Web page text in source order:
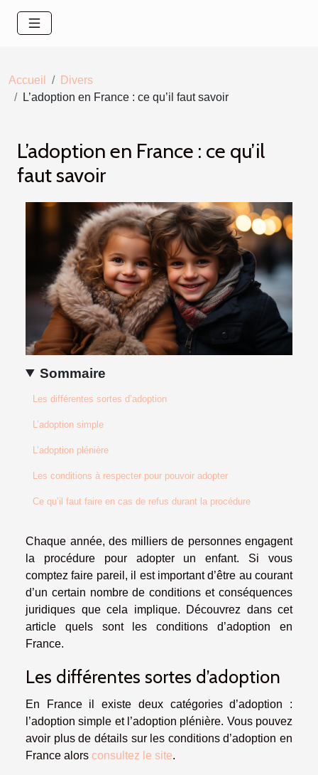
Accueil
Divers
L’adoption en France : ce qu’il faut savoir
L’adoption en France : ce qu’il
faut savoir
Sommaire
Les différentes sortes d’adoption
L’adoption simple
L’adoption plénière
Les conditions à respecter pour pouvoir adopter
Ce qu’il faut faire en cas de refus durant la procédure
Chaque année, des milliers de personnes engagent
la procédure pour adopter un enfant. Si vous
comptez faire pareil, il est important d’être au courant
d’un certain nombre de conditions et conséquences
juridiques que cela implique. Découvrez dans cet
article quels sont les conditions d’adoption en
France.
Les différentes sortes d’adoption
En France il existe deux catégories d’adoption :
l’adoption simple et l’adoption plénière. Vous pouvez
avoir plus de détails sur les conditions d’adoption en
France alors consultez le site.